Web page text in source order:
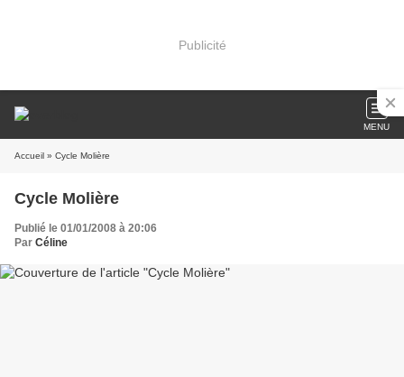
Publicité
MENU
Accueil » Cycle Molière
Cycle Molière
Publié le 01/01/2008 à 20:06
Par Céline